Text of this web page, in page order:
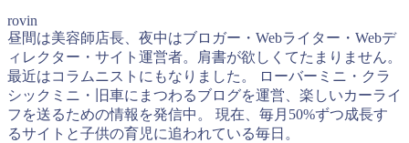
rovin
昼間は美容師店長、夜中はブロガー・Webライター・Webデ
ィレクター・サイト運営者。肩書が欲しくてたまりません。
最近はコラムニストにもなりました。 ローバーミニ・クラ
シックミニ・旧車にまつわるブログを運営、楽しいカーライ
フを送るための情報を発信中。 現在、毎月50%ずつ成長す
るサイトと子供の育児に追われている毎日。